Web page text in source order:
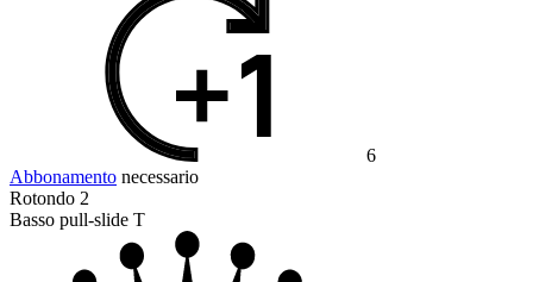
6
Abbonamento necessario
Rotondo 2
Basso pull-slide T